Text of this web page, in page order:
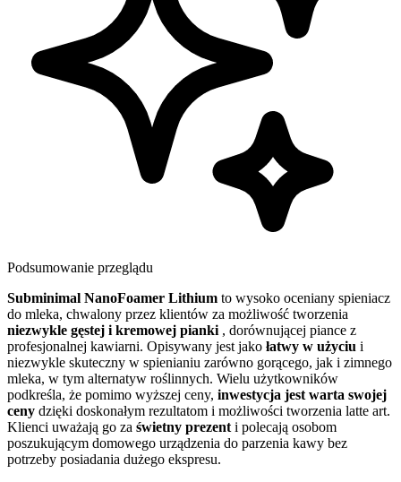
Podsumowanie przeglądu
Subminimal NanoFoamer Lithium to wysoko oceniany spieniacz
do mleka, chwalony przez klientów za możliwość tworzenia
niezwykle gęstej i kremowej pianki , dorównującej piance z
profesjonalnej kawiarni. Opisywany jest jako łatwy w użyciu i
niezwykle skuteczny w spienianiu zarówno gorącego, jak i zimnego
mleka, w tym alternatyw roślinnych. Wielu użytkowników
podkreśla, że pomimo wyższej ceny, inwestycja jest warta swojej
ceny dzięki doskonałym rezultatom i możliwości tworzenia latte art.
Klienci uważają go za świetny prezent i polecają osobom
poszukującym domowego urządzenia do parzenia kawy bez
potrzeby posiadania dużego ekspresu.